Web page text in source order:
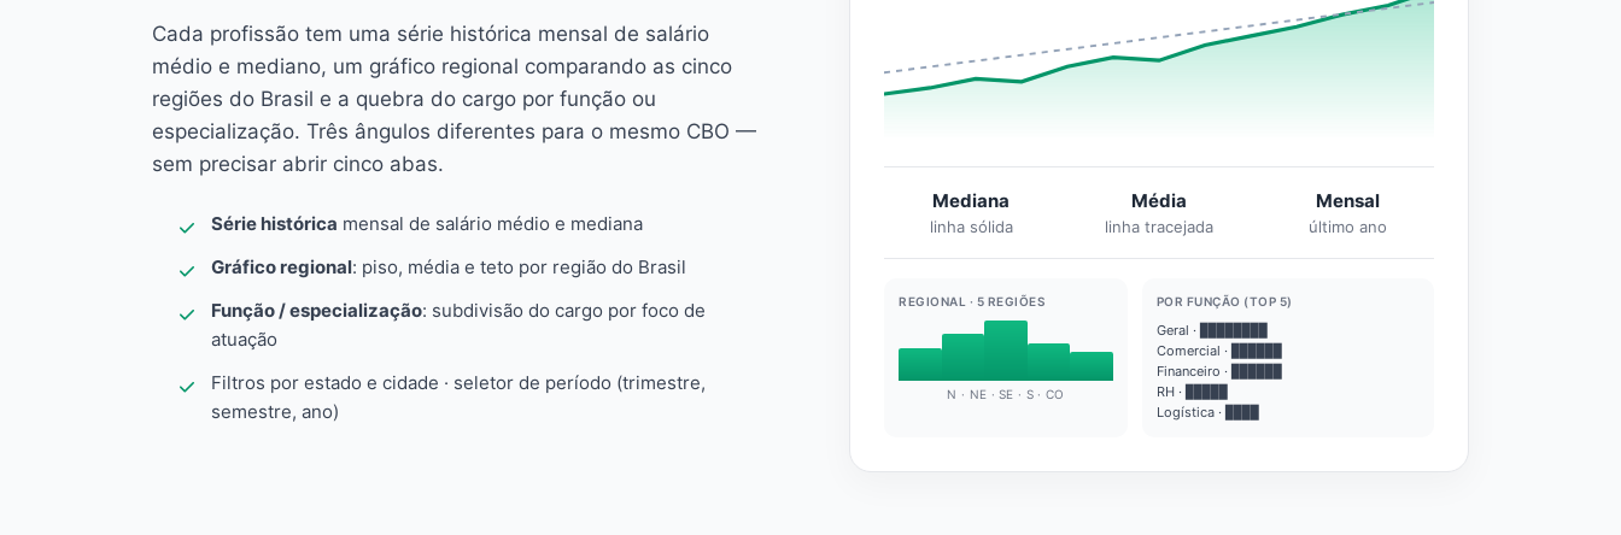
Cada profissão tem uma série histórica mensal de salário
médio e mediano, um gráfico regional comparando as cinco
regiões do Brasil e a quebra do cargo por função ou
especialização. Três ângulos diferentes para o mesmo CBO —
sem precisar abrir cinco abas.
Série histórica mensal de salário médio e mediana
Gráfico regional: piso, média e teto por região do Brasil
Função / especialização: subdivisão do cargo por foco de
atuação
Filtros por estado e cidade · seletor de período (trimestre,
semestre, ano)
Mediana
linha sólida
Média
linha tracejada
Mensal
último ano
REGIONAL · 5 REGIÕES
N · NE · SE · S · CO
POR FUNÇÃO (TOP 5)
Geral · ████████
Comercial · ██████
Financeiro · ██████
RH · █████
Logística · ████